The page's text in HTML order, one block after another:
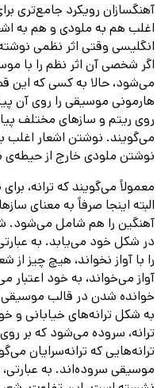
آهنگسازان رویکرد جامع‌تری
اغلب هم به ملودی و هم به
می‌شود، حالا به کسی که این
می‌گویند. نوشتن اشعار اغلب
نوشتن ملودی خارج از حیطه‌ی
معمولاً می‌گویند که ترانه،
البته اینجا صرفاً به معنای
آهنگین را هم شامل می‌شود.
در شکل خود می‌یابد. به
را با آواز نخواند، هیچ چیز
آواز می‌خواند، به خود اعتبار
خوانده شدن در قالب موسیقی
به شکل ترانه‌های خیابانی و
ترانه، سروده می‌شود که بر
ترانه‌هایی که ترانه‌سرایان
موسیقی سروده‌اند. به